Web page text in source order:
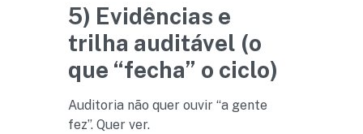
5) Evidências e
trilha auditável (o
que “fecha” o ciclo)
Auditoria não quer ouvir “a gente
fez”. Quer ver.